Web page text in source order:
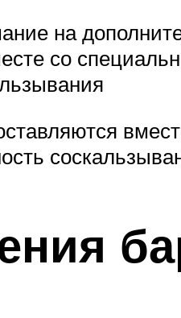
на
со